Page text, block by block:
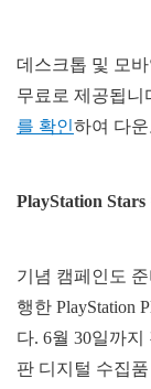
데스크톱 및 모바
무료로 제공됩니
를 확인하여 다
PlayStation Stars
기념 캠페인도
행한 PlayStation
다. 6월 30일까
판 디지털 수집